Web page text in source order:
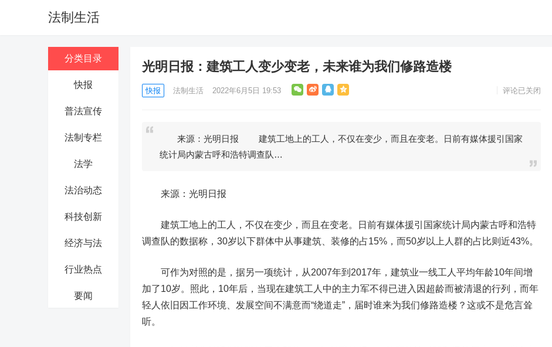
法制生活
分类目录
快报
普法宣传
法制专栏
法学
法治动态
科技创新
经济与法
行业热点
要闻
光明日报：建筑工人变少变老，未来谁为我们修路造楼
快报 法制生活 2022年6月5日 19:53 评论已关闭
来源：光明日报 建筑工地上的工人，不仅在变少，而且在变老。日前有媒体援引国家
统计局内蒙古呼和浩特调查队…
来源：光明日报
建筑工地上的工人，不仅在变少，而且在变老。
日前有媒体援引国家统计局内蒙古呼和浩特
调查队的数据称，30岁以下群体中从事建筑、装修的占15%，而50岁以上人群的占比则近43%。
可作为对照的是，据另一项统计，从2007年到2017年，建筑业一线工人平均年龄10年间增
加了10岁。照此， 10年后，当现在建筑工人中的主力军不得已进入因超龄而被清退的行列，而年
轻人依旧因工作环境、发展空间不满意而“绕道走”，届时谁来为我们修路造楼？ 这或不是危言耸
听。